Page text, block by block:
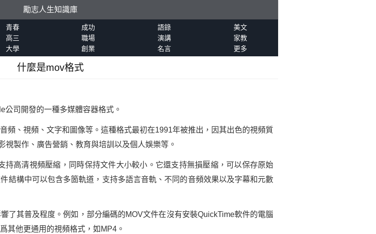
勵志人生知識庫
青春 成功 語錄
美文
高三 職場 演講
家教
大學 創業 名言 更多
什麼是mov格式
司開發的一種多媒體容器格式。
頻、視頻、文字和圖像等。這種格式最初在1991年被推出，因其出色的視頻質
製作、廣告營銷、教育與培訓以及個人娛樂等。
持高清視頻壓縮，同時保持文件大小較小。它還支持無損壓縮，可以保存原始
結構中可以包含多箇軌道，支持多語言音軌、不同的音頻效果以及字幕和元數
了其普及程度。例如，部分編碼的MOV文件在沒有安裝QuickTime軟件的電腦
其他更通用的視頻格式，如MP4。